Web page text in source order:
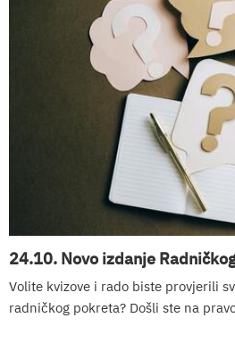
24.10. Novo izdanje
Volite kvizove i rado biste provjerili
radničkog pokreta? Došli ste na